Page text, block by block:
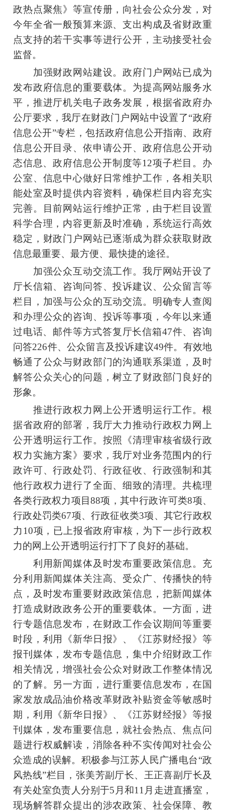
政热点聚焦》等宣传册，向社会公众分发，对
今年全省一般预算来源、支出构成及省财政重
点支持的若干实事等进行公开，主动接受社会
监督。
加强财政网站建设。政府门户网站已成为
发布政府信息的重要载体。为提高网站服务水
平，推进厅机关电子政务发展，根据省政府办
公厅要求，我厅在财政门户网站中设置了“政府
信息公开”专栏，包括政府信息公开指南、政府
信息公开目录、依申请公开、政府信息公开动
态信息、政府信息公开制度等12项子栏目。办
公室、信息中心做好日常维护工作，各相关职
能处室及时提供内容资料，确保栏目内容充实
完善。目前网站运行维护正常，由于栏目设置
科学合理，内容更新及时准确，系统运行高效
稳定，财政门户网站已逐渐成为群众获取财政
信息最重要、最方便、最快捷的途径。
加强公众互动交流工作。我厅网站开设了
厅长信箱、咨询问答、投诉建议、公众留言等
栏目，加强与公众的互动交流。明确专人查阅
和办理公众的咨询、投诉等事项，今年以来通
过电话、邮件等方式答复厅长信箱47件、咨询
问答226件、公众留言及投诉建议49件。有效地
畅通了公众与财政部门的沟通联系渠道，及时
解答公众关心的问题，树立了财政部门良好的
形象。
推进行政权力网上公开透明运行工作。根
据省政府的部署，我厅大力推动行政权力网上
公开透明运行工作。按照《清理审核省级行政
权力实施方案》要求，我厅对业务范围内的行
政许可、行政处罚、行政征收、行政强制和其
他行政权力进行了全面、细致的清理。共梳理
各类行政权力项目88项，其中行政许可类8项、
行政处罚类67项、行政征收类3项、其它行政权
力10项，已上报省政府审核，为下一步行政权
力的网上公开透明运行打下了良好的基础。
利用新闻媒体及时发布重要政策信息。充
分利用新闻媒体关注高、受众广、传播快的特
点，及时发布重要财政政策信息，把新闻媒体
打造成财政政务公开的重要载体。一方面，进
行专题信息发布，在财政工作会议期间等重要
时段，利用《新华日报》、《江苏财经报》等
报刊媒体，发布专题信息，集中介绍财政工作
相关情况，增强社会公众对财政工作整体情况
的了解。另一方面，进行重要信息发布，在国
家发放成品油价格改革财政补贴资金等敏感时
期，利用《新华日报》、《江苏财经报》等报
刊媒体，发布重要信息，就社会热点、焦点问
题进行权威解读，消除各种不实传闻对社会公
众造成的误解。积极参与江苏人民广播电台“政
风热线”栏目，张美芳副厅长、王正喜副厅长及
有关处室负责人分别于5月和11月走进直播室，
现场解答群众提出的涉农政策、社会保障、教